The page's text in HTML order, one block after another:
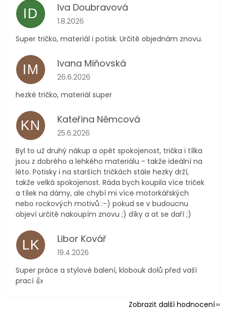
ID Iva Doubravová
Hodnocení obchodu je 5 z 5 hvězdiček.
1.8.2026
Super tričko, materiál i potisk. Určitě objednám znovu.
IM Ivana Miňovská
Hodnocení obchodu je 5 z 5 hvězdiček.
26.6.2026
hezké tričko, materiál super
KN Kateřina Němcová
Hodnocení obchodu je 5 z 5 hvězdiček.
25.6.2026
Byl to už druhý nákup a opět spokojenost, trička i tílka
jsou z dobrého a lehkého materiálu - takže ideální na
léto. Potisky i na starších tričkách stále hezky drží,
takže velká spokojenost. Ráda bych koupila více triček
a tílek na dámy, ale chybí mi více motorkářských
nebo rockových motivů :-) pokud se v budoucnu
objeví určitě nakoupím znovu ;) díky a at se daří ;)
LK Libor Kovář
Hodnocení obchodu je 5 z 5 hvězdiček.
19.4.2026
Super práce a stylové balení, klobouk dolů před vaší
prací 👍
Zobrazit další hodnocení